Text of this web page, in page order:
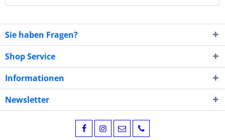
Sie haben Fragen?
Shop Service
Informationen
Newsletter